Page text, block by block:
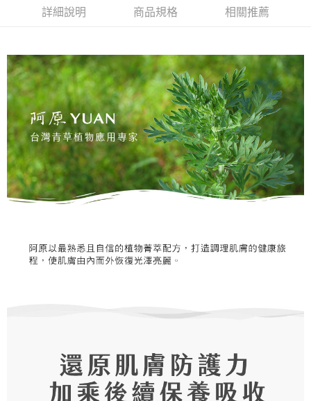
2.基於同意付款使用「大哥付你分期」之契約關係目的，商店將以您的個人
資料（包含姓名、電話或地址）提供予台灣大哥大進項蒐集、處理及利用，
※ 交易是否成功請以「AFTEE先享後付 」之結帳頁面顯示為準，若有關於
【注意事項】
１．透過由恩沛科技股份有限公司提供之「AFTEE先享後付」服務完成之交
易，需依本服務之必要範圍內提供個人資料，並將交易相關給付款項請求債
權轉讓予恩沛科技股份有限公司。
２．關於個人資料處理事宜，請瀏覽以下網址：
https://aftee.tw/terms/#terms3
３．未成年的使用者請事先徵得法定代理人或監護人之同意方可使用
「AFTEE先享後付」，若未經同意申辦者引起之損失，本公司不負相關責
任。
４．使用「AFTEE先享後付」時，將依據個別帳號之用戶狀況，依本公司即
時審查核予不同之上限額度；若仍有額度不足之情形，本公司將視審查結果
請求用戶進行身份認證。
黑貓宅配｜線上支付
離島宅配
每筆NT$280，滿NT$3,000(含以上)免運費
詳細說明 商品規格 相關推薦